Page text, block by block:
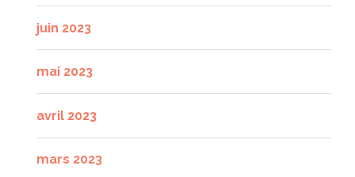
juin 2023
mai 2023
avril 2023
mars 2023